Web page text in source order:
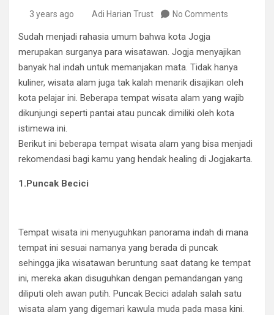
3 years ago Adi Harian Trust No Comments
Sudah menjadi rahasia umum bahwa kota Jogja
merupakan surganya para wisatawan. Jogja menyajikan
banyak hal indah untuk memanjakan mata. Tidak hanya
kuliner, wisata alam juga tak kalah menarik disajikan oleh
kota pelajar ini. Beberapa tempat wisata alam yang wajib
dikunjungi seperti pantai atau puncak dimiliki oleh kota
istimewa ini.
Berikut ini beberapa tempat wisata alam yang bisa menjadi
rekomendasi bagi kamu yang hendak healing di Jogjakarta.
1.Puncak Becici
Tempat wisata ini menyuguhkan panorama indah di mana
tempat ini sesuai namanya yang berada di puncak
sehingga jika wisatawan beruntung saat datang ke tempat
ini, mereka akan disuguhkan dengan pemandangan yang
diliputi oleh awan putih. Puncak Becici adalah salah satu
wisata alam yang digemari kawula muda pada masa kini.